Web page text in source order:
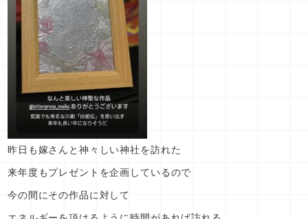
昨日も嫁さんと神々しい神社を訪れた
来年度もプレゼントを企画しているので
今の間にその作品に対して